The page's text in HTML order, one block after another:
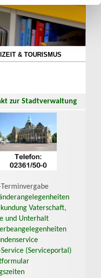
& TOURISMUS
zur Stadtverwaltung
Vaterschaft,
und Unterhalt
(Serviceportal)